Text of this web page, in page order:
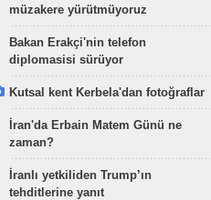
müzakere yürütmüyoruz
Bakan Erakçi'nin telefon
diplomasisi sürüyor
Kutsal kent Kerbela'dan fotoğraflar
İran'da Erbain Matem Günü ne
zaman?
İranlı yetkiliden Trump’ın
tehditlerine yanıt